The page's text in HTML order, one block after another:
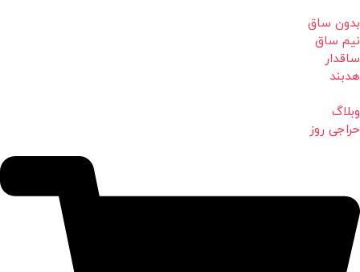
بدون ساق
نیم ساق
ساقدار
هدبند
وبلاگ
حراجی روز